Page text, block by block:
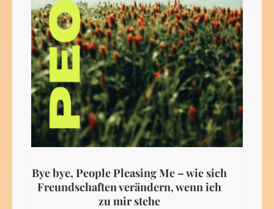
Bye bye, People Pleasing Me – wie sich
Freundschaften verändern, wenn ich
zu mir stehe